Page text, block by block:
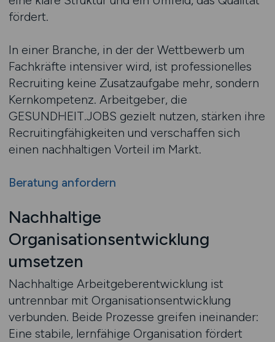
fördert.
In einer Branche, in der der Wettbewerb um
Fachkräfte intensiver wird, ist professionelles
Recruiting keine Zusatzaufgabe mehr, sondern
Kernkompetenz. Arbeitgeber, die
GESUNDHEIT.JOBS gezielt nutzen, stärken ihre
Recruitingfähigkeiten und verschaffen sich
einen nachhaltigen Vorteil im Markt.
Beratung anfordern
Nachhaltige
Organisationsentwicklung
umsetzen
Nachhaltige Arbeitgeberentwicklung ist
untrennbar mit Organisationsentwicklung
verbunden. Beide Prozesse greifen ineinander:
Eine stabile, lernfähige Organisation fördert